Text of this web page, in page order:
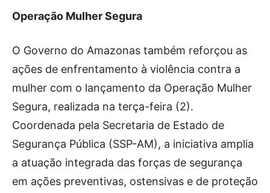
Operação Mulher Segura
O Governo do Amazonas também reforçou as
ações de enfrentamento à violência contra a
mulher com o lançamento da Operação Mulher
Segura, realizada na terça-feira (2).
Coordenada pela Secretaria de Estado de
Segurança Pública (SSP-AM), a iniciativa amplia
a atuação integrada das forças de segurança
em ações preventivas, ostensivas e de proteção